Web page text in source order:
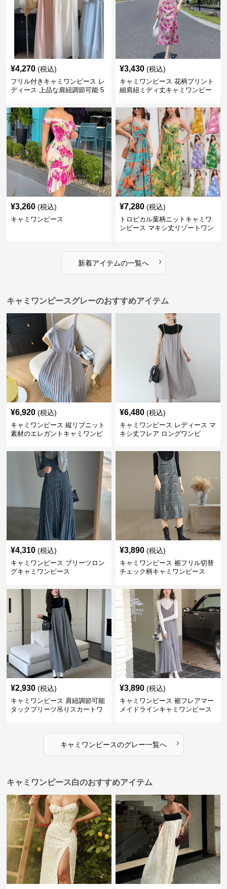
¥4,270 (税込)
フリル付きキャミワンピース レ
ディース 上品な肩紐調節可能 5
¥3,430 (税込)
キャミワンピース 花柄プリント
細肩紐ミディ丈キャミワンピー
¥3,260 (税込)
キャミワンピース
¥7,280 (税込)
トロピカル葉柄ニットキャミワ
ンピース マキシ丈リゾートワン
新着アイテムの一覧へ ›
キャミワンピースグレーのおすすめアイテム
¥6,920 (税込)
キャミワンピース 縦リブニット
素材のエレガントキャミワンピ
¥6,480 (税込)
キャミワンピース レディース マ
キシ丈フレア ロングワンピ
¥4,310 (税込)
キャミワンピース プリーツロン
グキャミワンピース
¥3,890 (税込)
キャミワンピース 裾フリル切替
チェック柄キャミワンピース
¥2,930 (税込)
キャミワンピース 肩紐調節可能
タックプリーツ吊りスカートワ
¥3,890 (税込)
キャミワンピース 裾フレアマー
メイドラインキャミワンピース
キャミワンピースのグレー一覧へ ›
キャミワンピース白のおすすめアイテム